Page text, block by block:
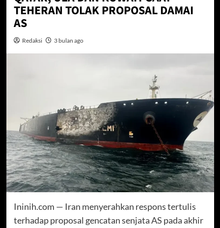
TEHERAN TOLAK PROPOSAL DAMAI
AS
Redaksi 3 bulan ago
Ininih.com — Iran menyerahkan respons tertulis
terhadap proposal gencatan senjata AS pada akhir